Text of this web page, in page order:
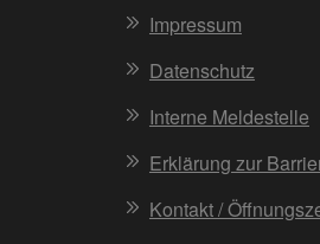
Impressum
Datenschutz
Interne Meldestelle
Erklärung zur
Kontakt /